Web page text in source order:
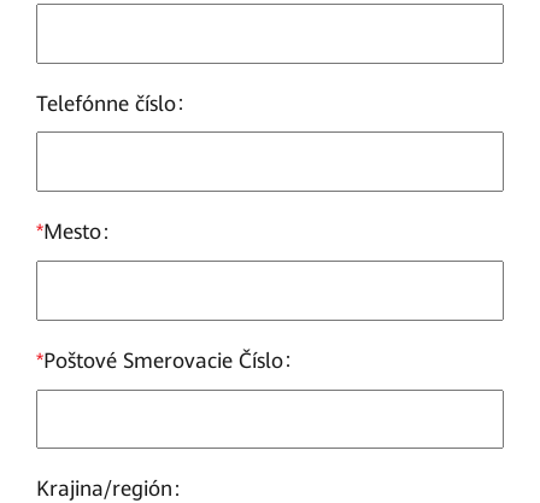
Telefónne číslo
*Mesto
*Poštové Smerovacie Číslo
Krajina/región